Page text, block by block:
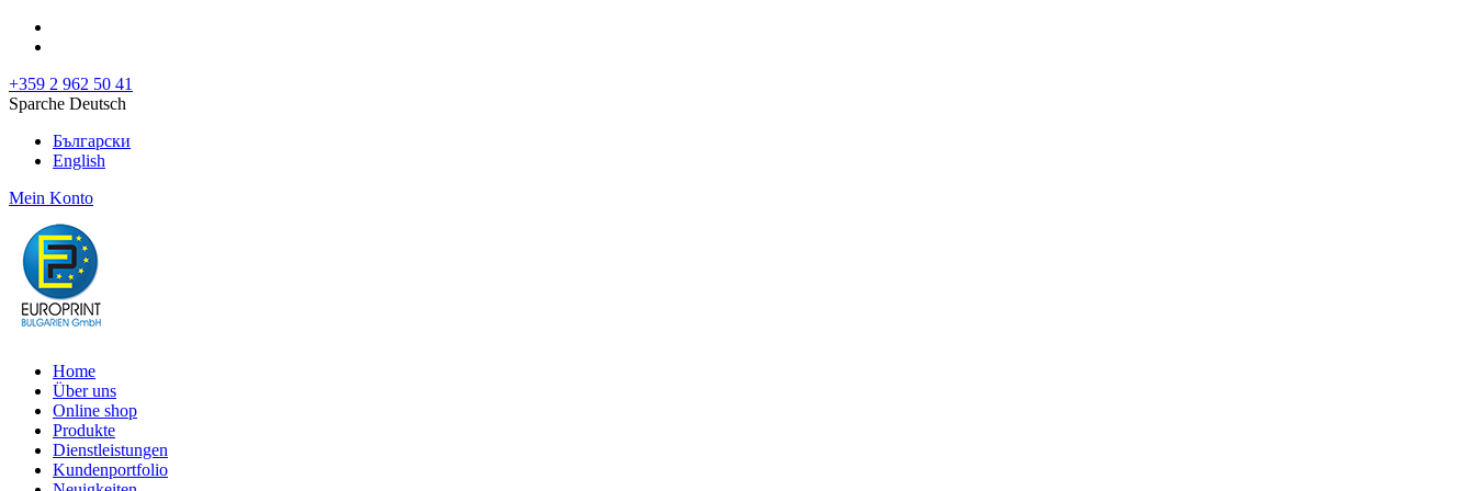
+359 2 962 50 41
Sparche Deutsch
Български
English
Mein Konto
Home
Über uns
Online shop
Produkte
Dienstleistungen
Kundenportfolio